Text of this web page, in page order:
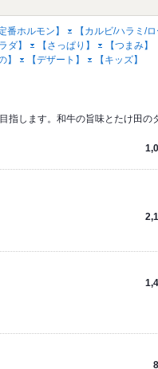
定番ホルモン】
【カルビ/ハラミ/ロ
ダ】 【さっぱり】
【つまみ】
】 【デザート】
【キッズ】
指します。和牛の旨味とたけ田の